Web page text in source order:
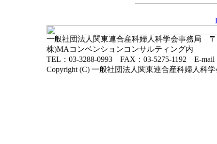
一般社団法人関東連合産科婦人科学会事務局 〒
株)MAコンベンションコンサルティング内
TEL：03-3288-0993 FAX：03-5275-1192 E-mail
Copyright (C) 一般社団法人関東連合産科婦人科